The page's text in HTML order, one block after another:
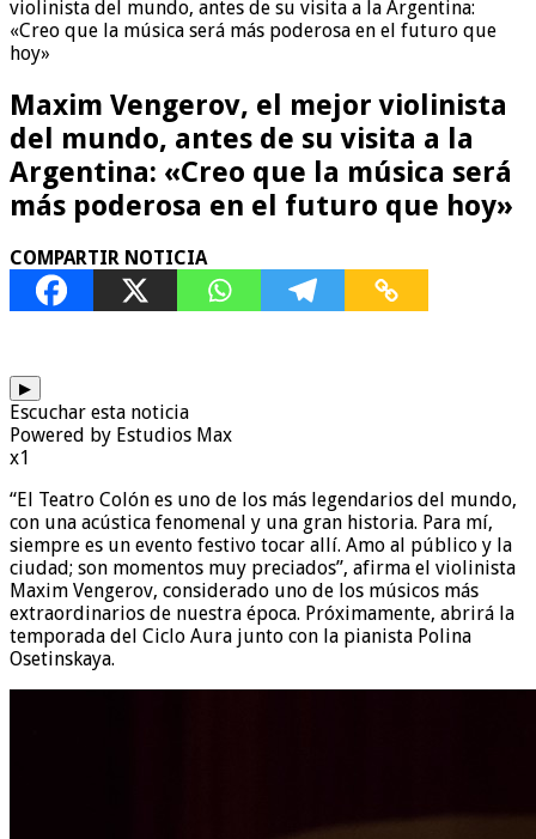
violinista del mundo, antes de su visita a la Argentina:
«Creo que la música será más poderosa en el futuro que
hoy»
Maxim Vengerov, el mejor violinista
del mundo, antes de su visita a la
Argentina: «Creo que la música será
más poderosa en el futuro que hoy»
COMPARTIR NOTICIA
▶
Escuchar esta noticia
Powered by Estudios Max
x1
“El Teatro Colón es uno de los más legendarios del mundo,
con una acústica fenomenal y una gran historia. Para mí,
siempre es un evento festivo tocar allí. Amo al público y la
ciudad; son momentos muy preciados”, afirma el violinista
Maxim Vengerov, considerado uno de los músicos más
extraordinarios de nuestra época. Próximamente, abrirá la
temporada del Ciclo Aura junto con la pianista Polina
Osetinskaya.